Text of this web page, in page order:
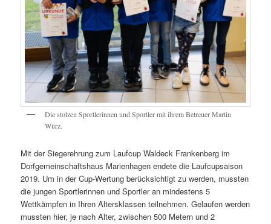
Die stolzen Sportlerinnen und Sportler mit ihrem Betreuer Martin
Würz.
Mit der Siegerehrung zum Laufcup Waldeck Frankenberg im
Dorfgemeinschaftshaus Marienhagen endete die Laufcupsaison
2019. Um in der Cup-Wertung berücksichtigt zu werden, mussten
die jungen Sportlerinnen und Sportler an mindestens 5
Wettkämpfen in Ihren Altersklassen teilnehmen. Gelaufen werden
mussten hier, je nach Alter, zwischen 500 Metern und 2